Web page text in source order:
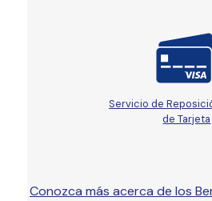
Servicio de
de Tarjeta
Conozca más acerca de los